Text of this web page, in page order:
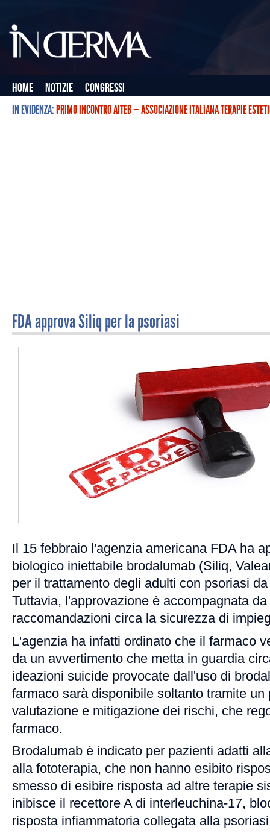
Home Notizie
Congressi
IN EVIDENZA:PRIMO INCONTRO AITEB — ASSOCIAZIONE ITALIANA TERAPIE
FDA approva Siliq per la psoriasi
Il 15 febbraio l'agenzia americana FDA ha
biologico iniettabile brodalumab (Siliq,
per il trattamento degli adulti con psoriasi
Tuttavia, l'approvazione è accompagnata
raccomandazioni circa la sicurezza di
L'agenzia ha infatti ordinato che il farmaco
da un avvertimento che metta in guardia
ideazioni suicide provocate dall'uso di
farmaco sarà disponibile soltanto tramite un
valutazione e mitigazione dei rischi, che
farmaco.
Brodalumab è indicato per pazienti adatti
alla fototerapia, che non hanno esibito
smesso di esibire risposta ad altre terapie
inibisce il recettore A di interleuchina-17,
risposta infiammatoria collegata alla